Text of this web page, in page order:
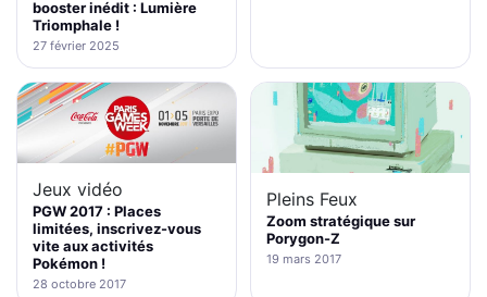
booster inédit : Lumière
Triomphale !
27 février 2025
Jeux vidéo
PGW 2017 : Places
limitées, inscrivez-vous
vite aux activités
Pokémon !
28 octobre 2017
Pleins Feux
Zoom stratégique sur
Porygon-Z
19 mars 2017